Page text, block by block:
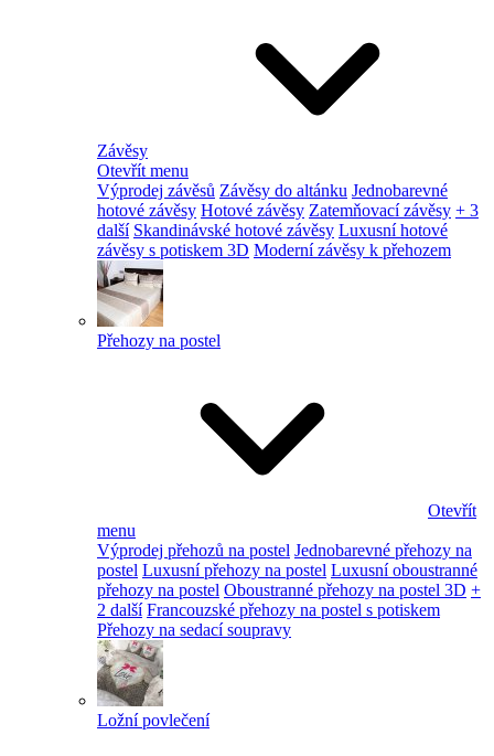
Závěsy
Otevřít menu
Výprodej závěsů Závěsy do altánku Jednobarevné
hotové závěsy Hotové závěsy Zatemňovací závěsy + 3
další Skandinávské hotové závěsy Luxusní hotové
závěsy s potiskem 3D Moderní závěsy k přehozem
Přehozy na postel
Otevřít
menu
Výprodej přehozů na postel Jednobarevné přehozy na
postel Luxusní přehozy na postel Luxusní oboustranné
přehozy na postel Oboustranné přehozy na postel 3D +
2 další Francouzské přehozy na postel s potiskem
Přehozy na sedací soupravy
Ložní povlečení